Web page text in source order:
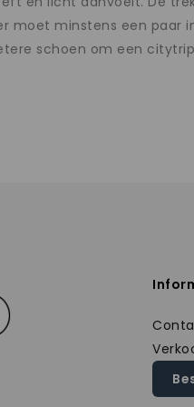
moet minstens een paar
schoen om een